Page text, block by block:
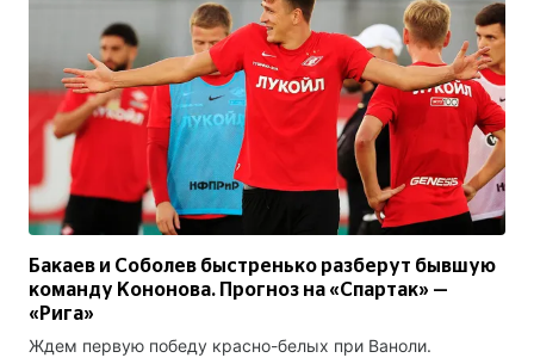
Бакаев и Соболев быстренько разберут бывшую
команду Кононова. Прогноз на «Спартак» —
«Рига»
Ждем первую победу красно-белых при Ваноли.